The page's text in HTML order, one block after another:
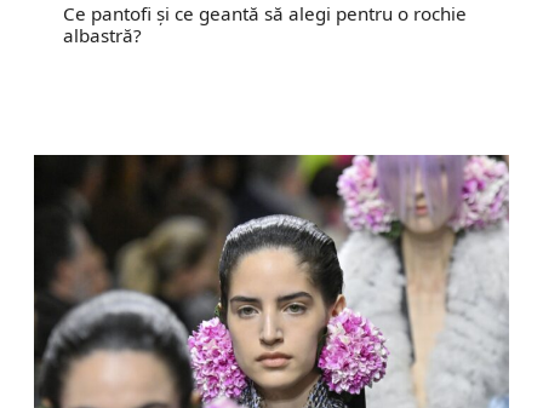
Ce pantofi și ce geantă să alegi pentru o rochie
albastră?